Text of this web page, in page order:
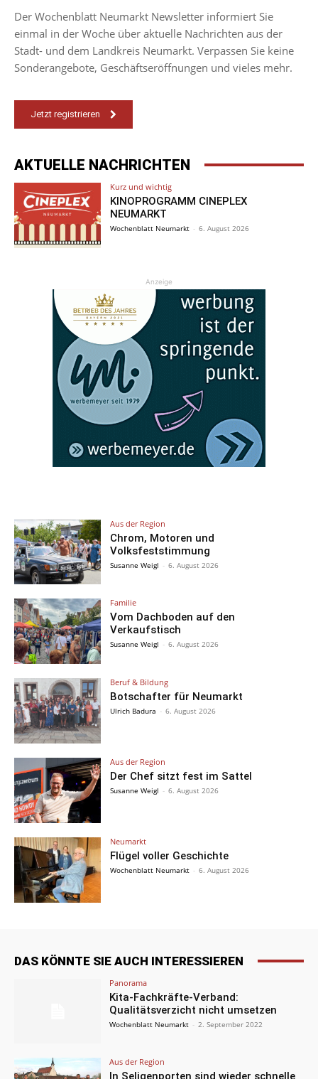
Der Wochenblatt Neumarkt Newsletter informiert Sie
einmal in der Woche über aktuelle Nachrichten aus der
Stadt- und dem Landkreis Neumarkt. Verpassen Sie keine
Sonderangebote, Geschäftseröffnungen und vieles mehr.
Jetzt registrieren
AKTUELLE NACHRICHTEN
Kurz und wichtig
KINOPROGRAMM CINEPLEX
NEUMARKT
Wochenblatt Neumarkt - 6. August 2026
Anzeige
Aus der Region
Chrom, Motoren und
Volksfeststimmung
Susanne Weigl - 6. August 2026
Familie
Vom Dachboden auf den
Verkaufstisch
Susanne Weigl - 6. August 2026
Beruf & Bildung
Botschafter für Neumarkt
Ulrich Badura - 6. August 2026
Aus der Region
Der Chef sitzt fest im Sattel
Susanne Weigl - 6. August 2026
Neumarkt
Flügel voller Geschichte
Wochenblatt Neumarkt - 6. August 2026
DAS KÖNNTE SIE AUCH INTERESSIEREN
Panorama
Kita-Fachkräfte-Verband:
Qualitätsverzicht nicht umsetzen
Wochenblatt Neumarkt - 2. September 2022
Aus der Region
In Seligenporten sind wieder schnelle